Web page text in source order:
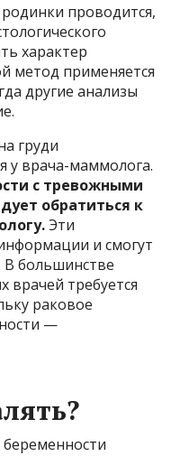
проводится,
характер
метод применяется
другие анализы
груди
у врача-маммолога.
с тревожными
обратиться к
Эти
и смогут
В большинстве
врачей требуется
раковое
—